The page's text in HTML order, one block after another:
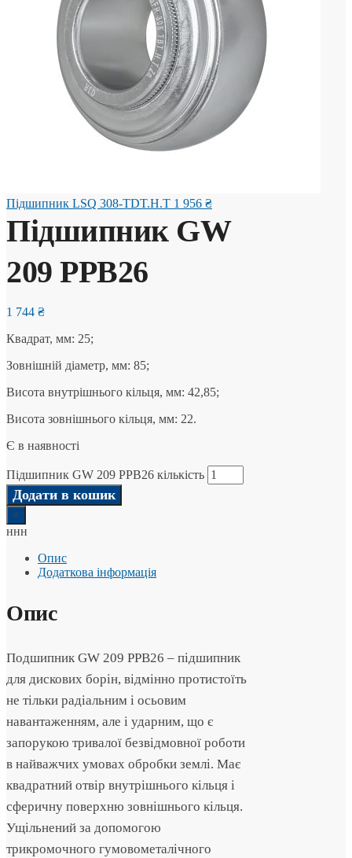
Підшипник LSQ 308-TDT.H.T 1 956 ₴
Підшипник GW
209 PPB26
1 744 ₴
Квадрат, мм: 25;
Зовнішній діаметр, мм: 85;
Висота внутрішнього кільця, мм: 42,85;
Висота зовнішнього кільця, мм: 22.
Є в наявності
Підшипник GW 209 PPB26 кількість
Додати в кошик
×
ннн
Опис
Додаткова інформація
Опис
Подшипник GW 209 PPB26 – підшипник
для дискових борін, відмінно протистоїть
не тільки радіальним і осьовим
навантаженням, але і ударним, що є
запорукою тривалої безвідмовної роботи
в найважчих умовах обробки землі. Має
квадратний отвір внутрішнього кільця і ​​
сферичну поверхню зовнішнього кільця.
Ущільнений за допомогою
трикромочного гумовометалічного